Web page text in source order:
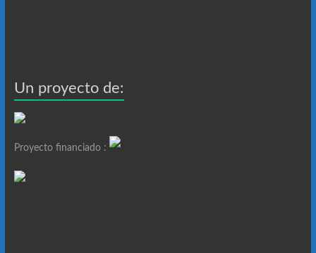
Un proyecto de:
Proyecto financiado :